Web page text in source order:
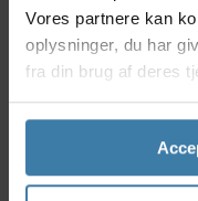
Vores partnere kan
oplysninger, du har
fra din brug af deres
Køb nu
På lager